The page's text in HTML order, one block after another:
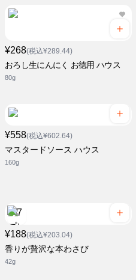
¥268(税込¥289.44)
おろし生にんにく お徳用 ハウス
80g
¥558(税込¥602.64)
マスタードソース ハウス
160g
¥188(税込¥203.04)
香りが贅沢な本わさび
42g